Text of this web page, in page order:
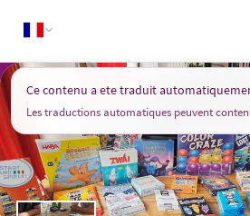
content
Ce contenu a ete traduit
Les traductions automatiques peuvent